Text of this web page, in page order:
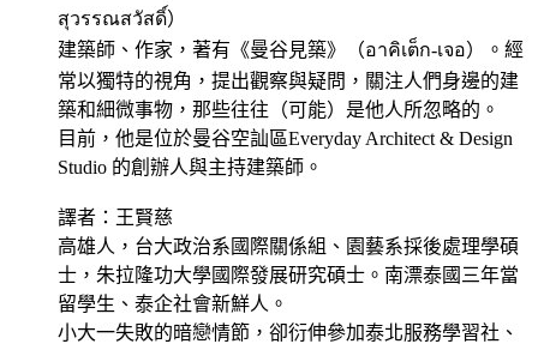
สุวรรณสวัสดิ์）
建築師、作家，著有《曼谷見築》（อาคิเต็ก-เจอ）。經
常以獨特的視角，提出觀察與疑問，關注人們身邊的建
築和細微事物，那些往往（可能）是他人所忽略的。
目前，他是位於曼谷空訕區Everyday Architect & Design
Studio 的創辦人與主持建築師。
譯者：王賢慈
高雄人，台大政治系國際關係組、園藝系採後處理學碩
士，朱拉隆功大學國際發展研究碩士。南漂泰國三年當
留學生、泰企社會新鮮人。
小大一失敗的暗戀情節，卻衍伸參加泰北服務學習社、